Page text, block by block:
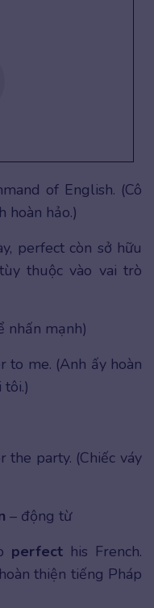
of English. (Cô
hoàn hảo.)
perfect còn sở hữu
thuộc vào vai trò
nhấn mạnh)
to me. (Anh ấy hoàn
the party. (Chiếc váy
– động từ
perfect his French.
thiện tiếng Pháp